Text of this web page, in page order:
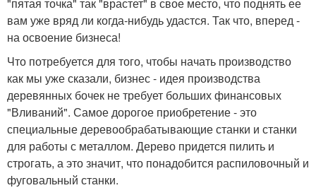
вам уже вряд ли когда-нибудь удастся. Так что, вперед -
на освоение бизнеса!
Что потребуется для того, чтобы начать производство
как мы уже сказали, бизнес - идея производства
деревянных бочек не требует больших финансовых
"Вливаний". Самое дорогое приобретение - это
специальные деревообрабатывающие станки и станки
для работы с металлом. Дерево придется пилить и
строгать, а это значит, что понадобится распиловочный и
фуговальный станки.